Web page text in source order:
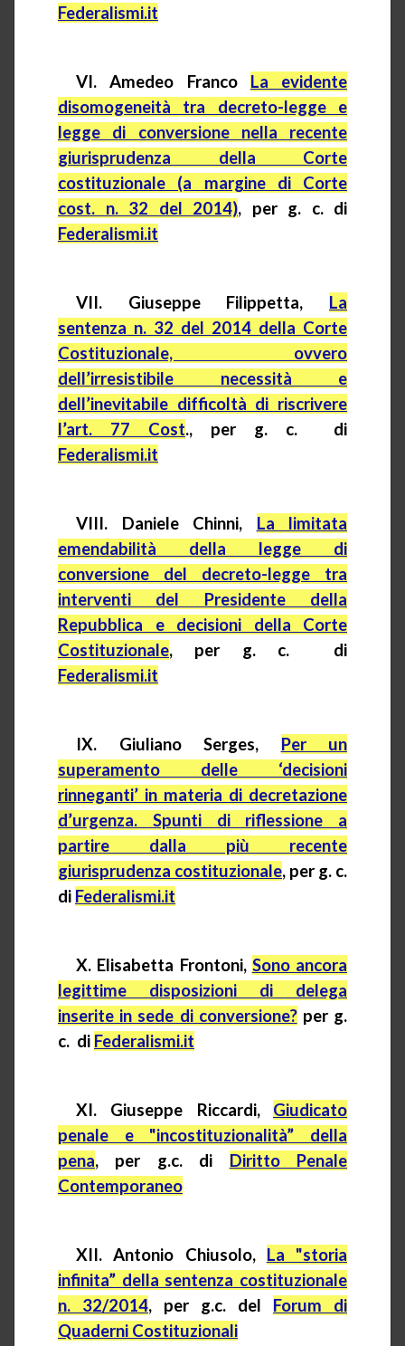
Federalismi.it
VI. Amedeo Franco La evidente
disomogeneità tra decreto-legge e
legge di conversione nella recente
giurisprudenza della Corte
costituzionale (a margine di Corte
cost. n. 32 del 2014), per g. c. di
Federalismi.it
VII. Giuseppe Filippetta, La
sentenza n. 32 del 2014 della Corte
Costituzionale, ovvero
dell’irresistibile necessità e
dell’inevitabile difficoltà di riscrivere
l’art. 77 Cost., per g. c.
di
Federalismi.it
VIII. Daniele Chinni, La limitata
emendabilità della legge di
conversione del decreto-legge tra
interventi del Presidente della
Repubblica e decisioni della Corte
Costituzionale, per g. c.
di
Federalismi.it
IX. Giuliano Serges, Per un
superamento delle ‘decisioni
rinneganti’ in materia di decretazione
d’urgenza. Spunti di riflessione a
partire dalla più recente
giurisprudenza costituzionale, per g. c.
di Federalismi.it
X. Elisabetta Frontoni, Sono ancora
legittime disposizioni di delega
inserite in sede di conversione?per g.
c. di Federalismi.it
XI. Giuseppe Riccardi,
Giudicato
penale e "incostituzionalità” della
pena, per g.c.di Diritto Penale
Contemporaneo
XII. Antonio Chiusolo, La "storia
infinita” della sentenza costituzionale
n. 32/2014, per g.c. del Forum di
Quaderni Costituzionali